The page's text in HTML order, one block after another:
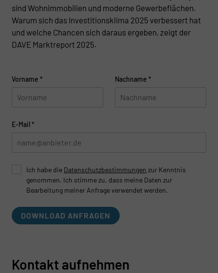
sind Wohnimmobilien und moderne Gewerbeflächen.
Warum sich das Investitionsklima 2025 verbessert hat
und welche Chancen sich daraus ergeben, zeigt der
DAVE Marktreport 2025.
Vorname * Nachname *
E-Mail*
Ich habe die Datenschutzbestimmungen zur Kenntnis
genommen. Ich stimme zu, dass meine Daten zur
Bearbeitung meiner Anfrage verwendet werden.
DOWNLOAD ANFRAGEN
Kontakt aufnehmen